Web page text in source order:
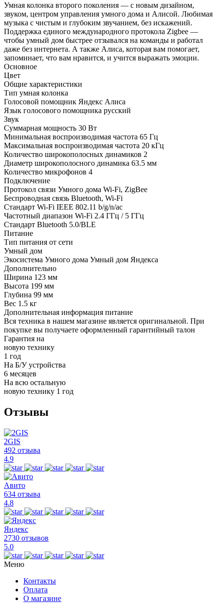
Умная колонка второго поколения — с новым дизайном,
звуком, центром управления умного дома и Алисой. Любимая
музыка с чистым и глубоким звучанием, без искажений.
Поддержка единого международного протокола Zigbee —
чтобы умный дом быстрее отзывался на команды и работал
даже без интернета. А также Алиса, которая вам помогает,
запоминает, что вам нравится, и учится выражать эмоции.
Основное
Цвет
Общие характеристики
Тип умная колонка
Голосовой помощник Яндекс Алиса
Язык голосового помощника русский
Звук
Суммарная мощность 30 Вт
Минимальная воспроизводимая частота 65 Гц
Максимальная воспроизводимая частота 20 кГц
Количество широкополосных динамиков 2
Диаметр широкополосного динамика 63.5 мм
Количество микрофонов 4
Подключение
Протокол связи Умного дома Wi-Fi, ZigBee
Беспроводная связь Bluetooth, Wi-Fi
Стандарт Wi-Fi IEEE 802.11 b/g/n/ac
Частотный диапазон Wi-Fi 2.4 ГГц / 5 ГГц
Стандарт Bluetooth 5.0/BLE
Питание
Тип питания от сети
Умный дом
Экосистема Умного дома Умный дом Яндекса
Дополнительно
Ширина 123 мм
Высота 199 мм
Глубина 99 мм
Вес 1.5 кг
Дополнительная информация питание
Вся техника в нашем магазине является оригинальной. При
покупке вы получаете оформленный гарантийный талон
Гарантия на
новую технику
1 год
На Б/У устройства
6 месяцев
На всю остальную
новую технику 1 год
Отзывы
2GIS
492 отзыва
4.9
Авито
634 отзыва
4.8
Яндекс
2730 отзывов
5.0
Меню
Контакты
Оплата
О магазине